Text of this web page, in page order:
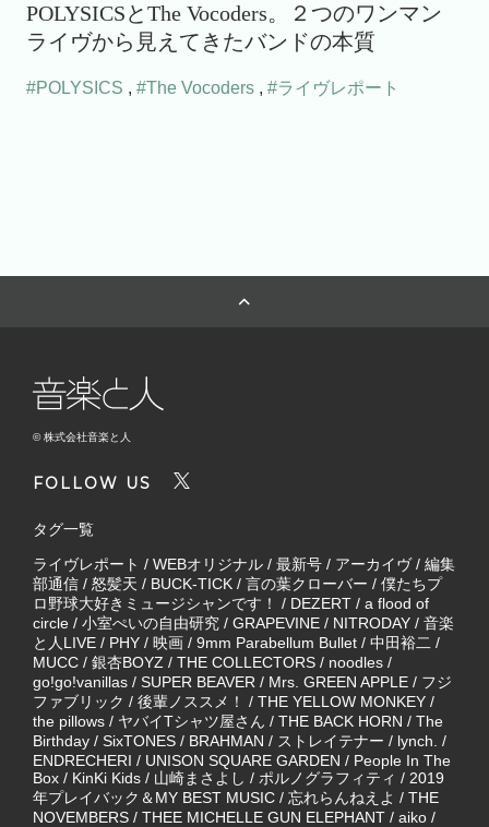
POLYSICSとThe Vocoders。２つのワンマン
ライヴから見えてきたバンドの本質
#POLYSICS , #The Vocoders , #ライヴレポート
© 株式会社音楽と人
FOLLOW US
タグ一覧
ライヴレポート / WEBオリジナル / 最新号 / アーカイヴ/ 編集
部通信 / 怒髪天 / BUCK-TICK / 言の葉クローバー / 僕たちプ
ロ野球大好きミュージシャンです！
/ DEZERT / a flood of
circle / 小室ぺいの自由研究 / GRAPEVINE / NITRODAY / 音楽
と人LIVE / PHY / 映画 / 9mm Parabellum Bullet / 中田裕二 /
MUCC / 銀杏BOYZ / THE COLLECTORS / noodles /
go!go!vanillas / SUPER BEAVER / Mrs. GREEN APPLE / フジ
ファブリック / 後輩ノススメ！ / THE YELLOW MONKEY /
the pillows / ヤバイTシャツ屋さん / THE BACK HORN / The
Birthday / SixTONES / BRAHMAN / ストレイテナー / lynch. /
ENDRECHERI / UNISON SQUARE GARDEN / People In The
Box / KinKi Kids / 山崎まさよし / ポルノグラフィティ / 2019
年プレイバック＆MY BEST MUSIC / 忘れらんねえよ / THE
NOVEMBERS / THEE MICHELLE GUN ELEPHANT / aiko /